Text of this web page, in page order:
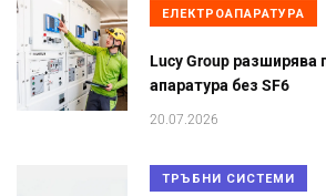
ЕЛЕКТРОАПАРАТУРА
Lucy Group
апаратура без SF6
20.07.2026
ТРЪБНИ СИСТЕМИ